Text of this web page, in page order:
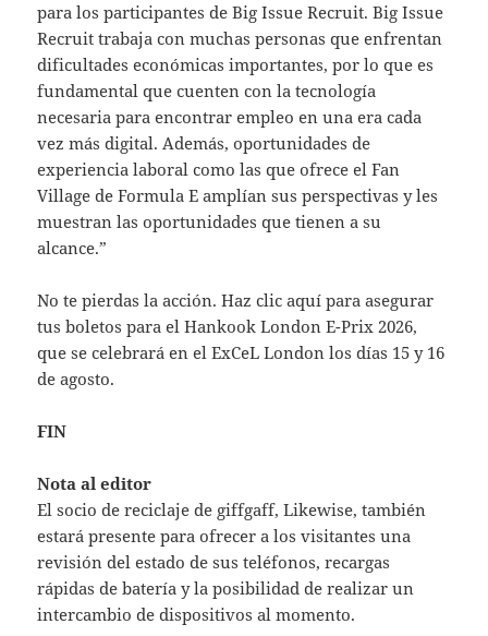
para los participantes de Big Issue Recruit. Big Issue
Recruit trabaja con muchas personas que enfrentan
dificultades económicas importantes, por lo que es
fundamental que cuenten con la tecnología
necesaria para encontrar empleo en una era cada
vez más digital. Además, oportunidades de
experiencia laboral como las que ofrece el Fan
Village de Formula E amplían sus perspectivas y les
muestran las oportunidades que tienen a su
alcance.”
No te pierdas la acción. Haz clic aquí para asegurar
tus boletos para el Hankook London E-Prix 2026,
que se celebrará en el ExCeL London los días 15 y 16
de agosto.
FIN
Nota al editor
El socio de reciclaje de giffgaff, Likewise, también
estará presente para ofrecer a los visitantes una
revisión del estado de sus teléfonos, recargas
rápidas de batería y la posibilidad de realizar un
intercambio de dispositivos al momento.